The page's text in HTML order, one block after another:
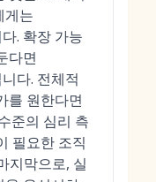
게는
. 확장 가능
다면
다. 전체적
를 원한다면
준의 심리 측
필요한 조직
지막으로, 실